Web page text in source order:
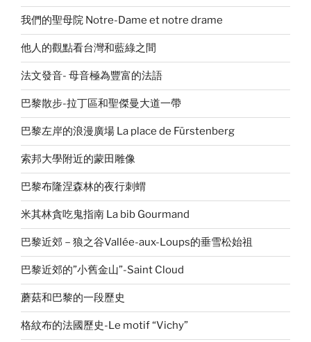
我們的聖母院 Notre-Dame et notre drame
他人的觀點看台灣和藍綠之間
法文發音- 母音極為豐富的法語
巴黎散步-拉丁區和聖傑曼大道一帶
巴黎左岸的浪漫廣場 La place de Fürstenberg
索邦大學附近的蒙田雕像
巴黎布隆涅森林的夜行刺蝟
米其林貪吃鬼指南 La bib Gourmand
巴黎近郊－狼之谷Vallée-aux-Loups的垂雪松始祖
巴黎近郊的”小舊金山”-Saint Cloud
蘑菇和巴黎的一段歷史
格紋布的法國歷史-Le motif “Vichy”